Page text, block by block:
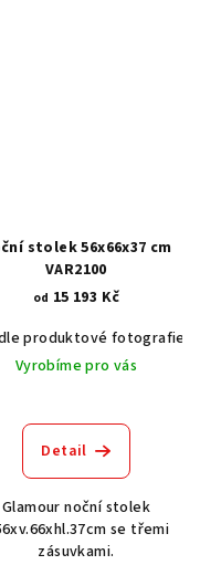
BT1551
Dub světlý
stolek 56x66x37 cm
VAR2100
od 15 193 Kč
produktové fotografie
Vyrobíme pro vás
Detail
Glamour noční stolek
se třemi
zásuvkami.